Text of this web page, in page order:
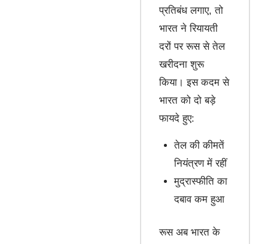
प्रतिबंध लगाए, तो
भारत ने रियायती
दरों पर रूस से तेल
खरीदना शुरू
किया। इस कदम से
भारत को दो बड़े
फायदे हुए:
तेल की कीमतें
नियंत्रण में रहीं
मुद्रास्फीति का
दबाव कम हुआ
रूस अब भारत के